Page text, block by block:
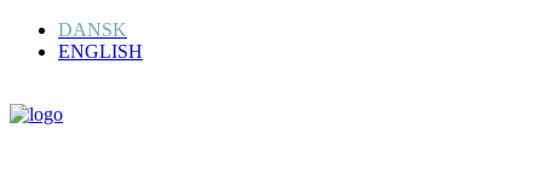
DANSK
ENGLISH